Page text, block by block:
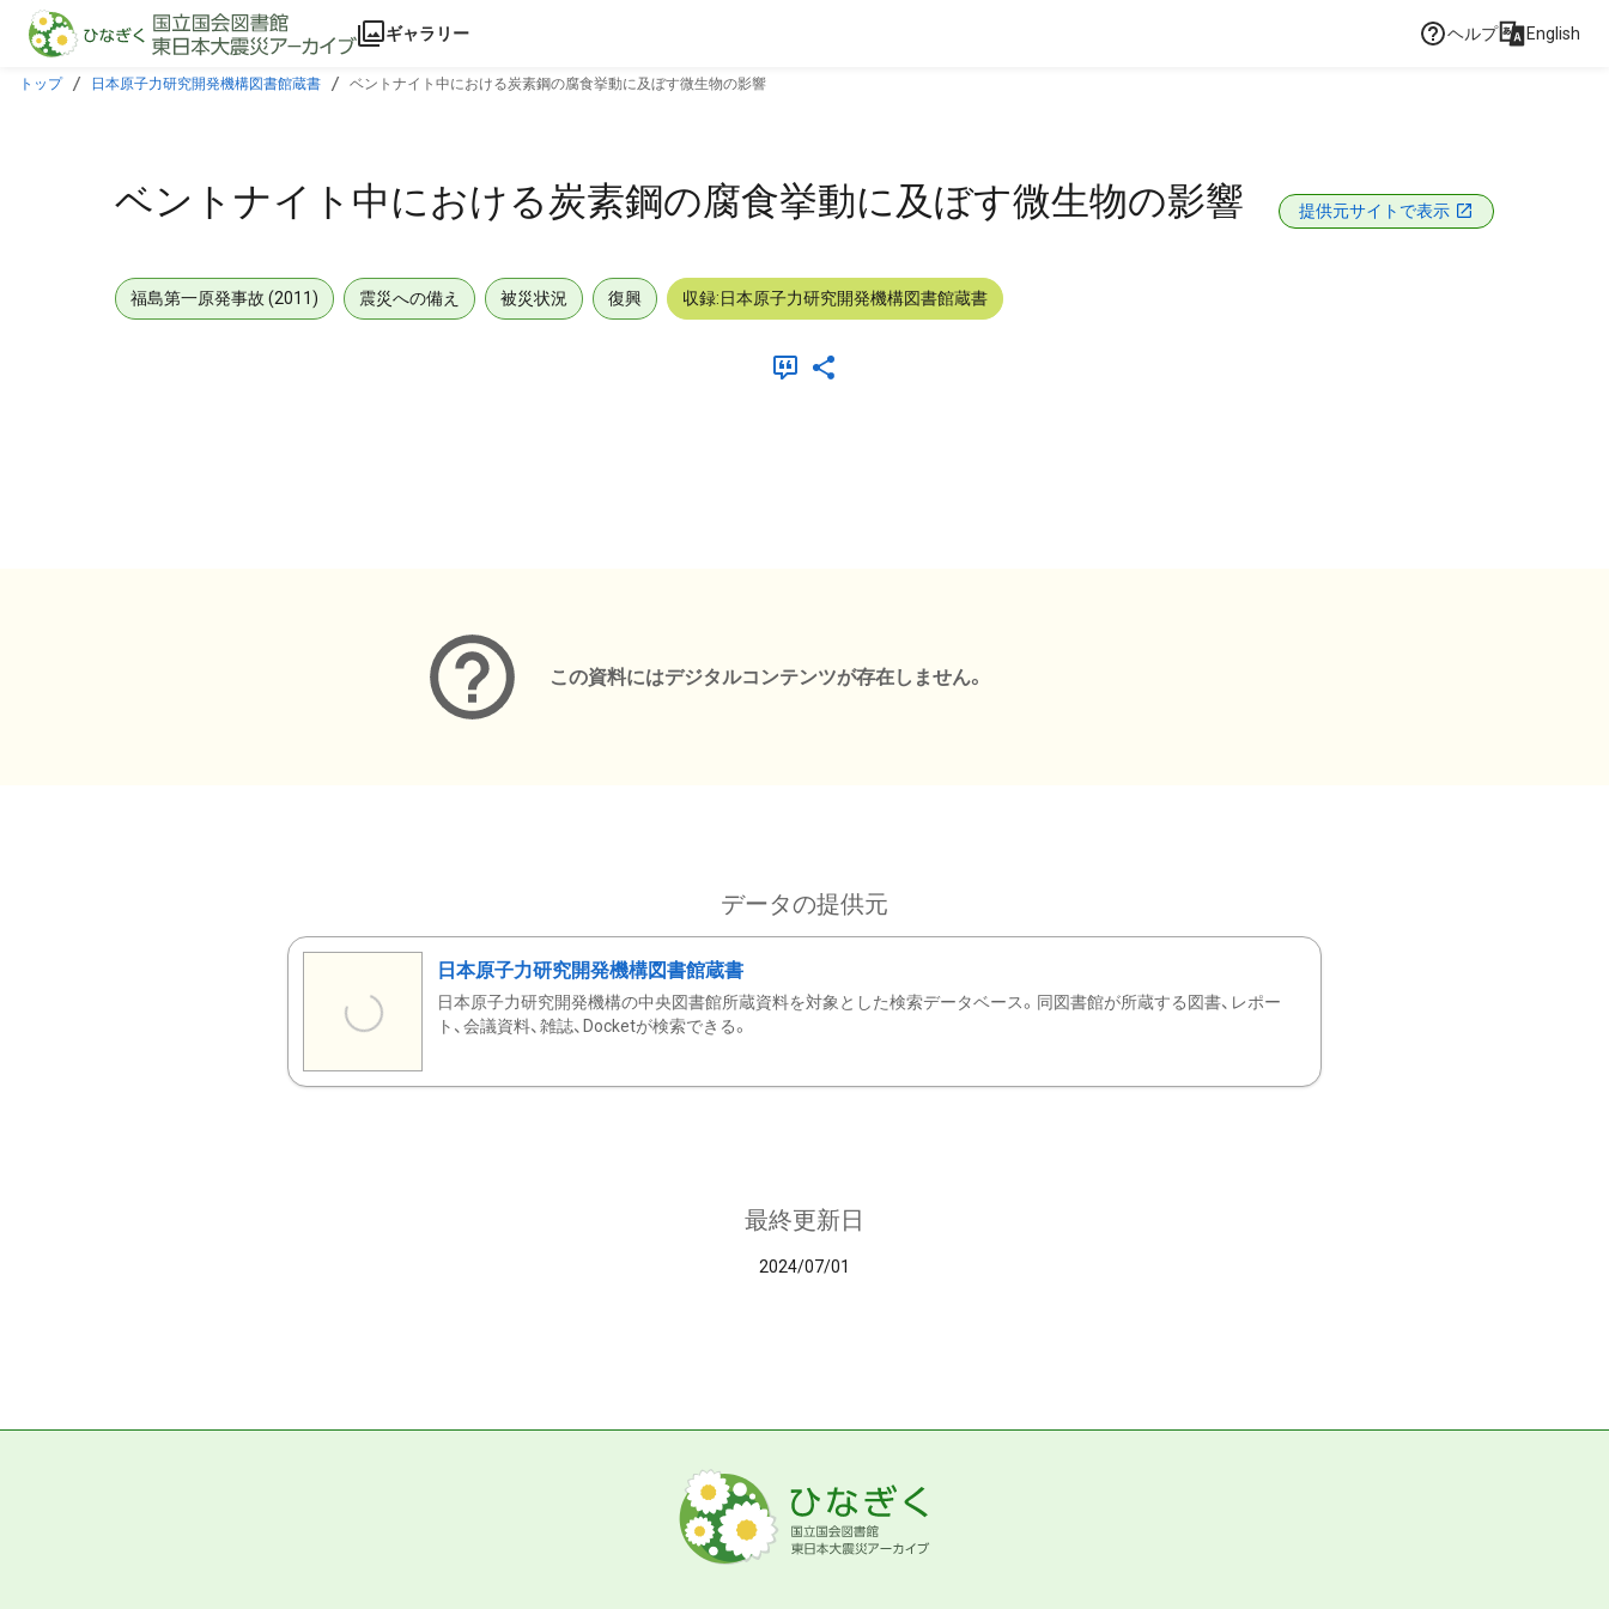
本文に飛ぶ
ギャラリー ヘルプ English
トップ 日本原子力研究開発機構図書館蔵書 ベントナイト中における炭素鋼の腐食挙動に及ぼす微生物の影響
ベントナイト中における炭素鋼の腐食挙動に及ぼす微生物の影響 提供元サイトで表示
福島第一原発事故 (2011) 震災への備え 被災状況 復興 収録:日本原子力研究開発機構図書館蔵書
この資料にはデジタルコンテンツが存在しません。
データの提供元
日本原子力研究開発機構図書館蔵書
日本原子力研究開発機構の中央図書館所蔵資料を対象とした検索データベース。同図書館が所蔵する図書、レポー
ト、会議資料、雑誌、Docketが検索できる。
最終更新日
2024/07/01